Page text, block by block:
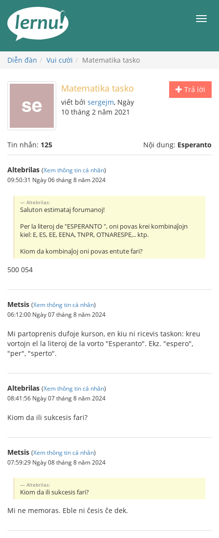
đến
phần
dung
Diễn đàn Vui cười Matematika tasko
Trả lời
Matematika tasko
viết bởi sergejm, Ngày
10 tháng 2 năm 2021
Tin nhắn: 125 Nội dung: Esperanto
Altebrilas (Xem thông tin cá nhân)
09:50:31 Ngày 06 tháng 8 năm 2024
Altebrilas:
Saluton estimataj forumanoj!
Per la literoj de "ESPERANTO ", oni povas krei kombinaĵojn
kiel: E, ES, EE, EENA, TNPR, OTNARESPE,.. ktp.
Kiom da kombinaĵoj oni povas entute fari?
500 054
Metsis (Xem thông tin cá nhân)
06:12:00 Ngày 07 tháng 8 năm 2024
Mi partoprenis dufoje kurson, en kiu ni ricevis taskon: kreu
vortojn el la literoj de la vorto "Esperanto". Ekz. "espero",
"per", "sperto".
Altebrilas (Xem thông tin cá nhân)
08:41:56 Ngày 07 tháng 8 năm 2024
Kiom da ili sukcesis fari?
Metsis (Xem thông tin cá nhân)
07:59:29 Ngày 08 tháng 8 năm 2024
Altebrilas:
Kiom da ili sukcesis fari?
Mi ne memoras. Eble ni ĉesis ĉe dek.